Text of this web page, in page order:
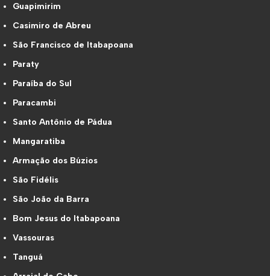
Guapimirim
Casimiro de Abreu
São Francisco de Itabapoana
Paraty
Paraíba do Sul
Paracambi
Santo Antônio de Pádua
Mangaratiba
Armação dos Búzios
São Fidélis
São João da Barra
Bom Jesus do Itabapoana
Vassouras
Tanguá